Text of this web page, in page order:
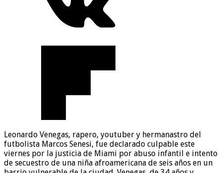
Leonardo Venegas, rapero, youtuber y hermanastro del
futbolista Marcos Senesi, fue declarado culpable este
viernes por la justicia de Miami por abuso infantil e intento
de secuestro de una niña afroamericana de seis años en un